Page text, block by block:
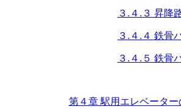
３.４.３ 昇降
３.４.４ 鉄骨
３.４.５ 鉄骨
第４章 駅用エレベーター